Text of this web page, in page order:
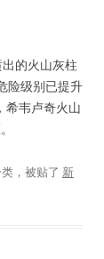
的火山灰柱
险级别已提升
希韦卢奇火山
，被贴了 新